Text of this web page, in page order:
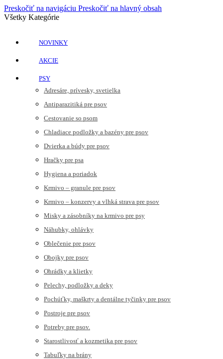
Preskočiť na navigáciu Preskočiť na hlavný obsah
Všetky Kategórie
NOVINKY
AKCIE
PSY
Adresáre, prívesky, svetielka
Antiparazitiká pre psov
Cestovanie so psom
Chladiace podložky a bazény pre psov
Dvierka a búdy pre psov
Hračky pre psa
Hygiena a poriadok
Krmivo – granule pre psov
Krmivo – konzervy a vlhká strava pre psov
Misky a zásobníky na krmivo pre psy
Náhubky, ohlávky
Oblečenie pre psov
Obojky pre psov
Ohrádky a klietky
Pelechy, podložky a deky
Pochúťky, maškrty a dentálne tyčinky pre psov
Postroje pre psov
Potreby pre psov.
Starostlivosť a kozmetika pre psov
Tabuľky na brány